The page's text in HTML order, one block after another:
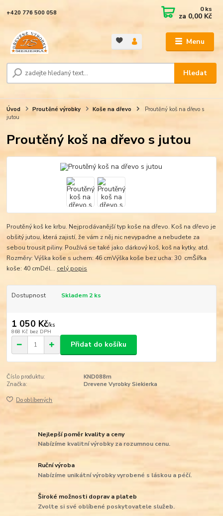
Menu
Hledat
+420 776 500 058 0ks
za 0,00 Kč
Úvod Proutěné výrobky Koše na dřevo
Proutěný koš na dřevo s
jutou
Proutěný koš na dřevo s jutou
Proutěný koš ke krbu. Nejprodávanější typ koše na dřevo. Koš na dřevo je
obšitý jutou, která zajistí, že vám z něj nic nevypadne a nebudete za
sebou trousit piliny. Používá se také jako dárkový koš, koš na kytky, atd.
Rozměry: Výška koše s uchem: 46 cmVýška koše bez ucha: 30 cmŠířka
koše: 40 cmDél... celý popis
Dostupnost Skladem 2 ks
1 050 Kč/ks
868 Kč bez DPH
Přidat do košíku
Číslo produktu:
KND088m
Značka:
Drevene Vyrobky Siekierka
Do oblíbených
Nejlepší poměr kvality a ceny
Nabízíme kvalitní výrobky za rozumnou cenu.
Ruční výroba
Nabízíme unikátní výrobky vyrobené s láskou a péčí.
Široké možnosti doprav a plateb
Zvolte si své oblíbené poskytovatele služeb.